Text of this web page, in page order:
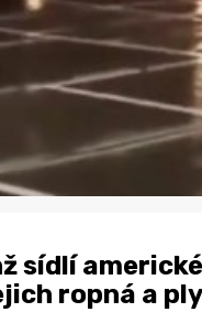
sídlí
ropná a